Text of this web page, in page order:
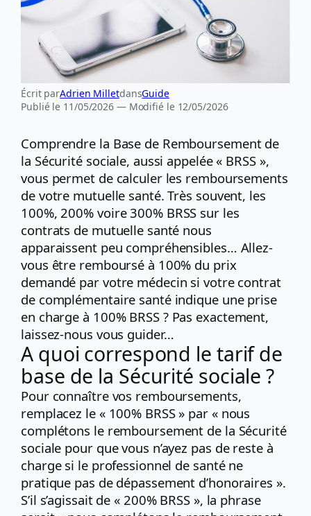
Écrit parAdrien MilletdansGuide
Publié le 11/05/2026 — Modifié le 12/05/2026
Comprendre la Base de Remboursement de
la Sécurité sociale, aussi appelée « BRSS »,
vous permet de calculer les remboursements
de votre mutuelle santé. Très souvent, les
100%, 200% voire 300% BRSS sur les
contrats de mutuelle santé nous
apparaissent peu compréhensibles… Allez-
vous être remboursé à 100% du prix
demandé par votre médecin si votre contrat
de complémentaire santé indique une prise
en charge à 100% BRSS ? Pas exactement,
laissez-nous vous guider…
A quoi correspond le tarif de
base de la Sécurité sociale ?
Pour connaître vos remboursements,
remplacez le « 100% BRSS » par « nous
complétons le remboursement de la Sécurité
sociale pour que vous n’ayez pas de reste à
charge si le professionnel de santé ne
pratique pas de dépassement d’honoraires ».
S’il s’agissait de « 200% BRSS », la phrase